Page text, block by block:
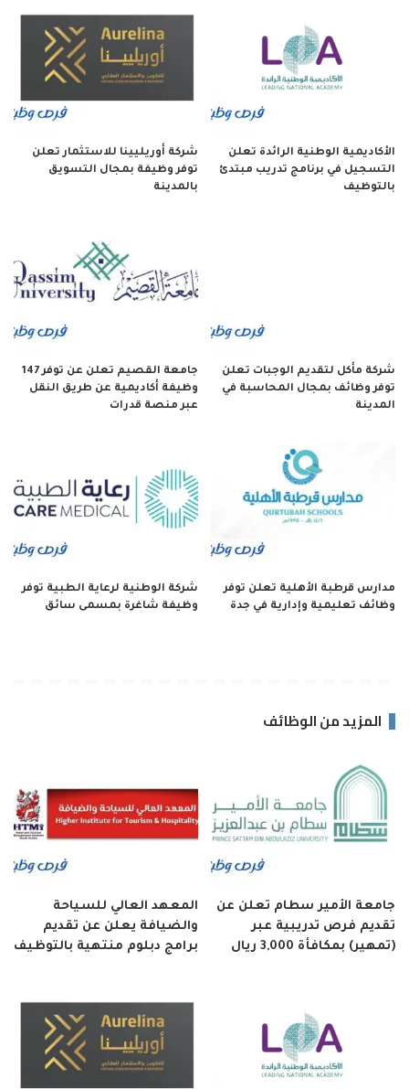
الأكاديمية الوطنية الرائدة تعلن
التسجيل في برنامج تدريب مبتدئ
بالتوظيف
شركة أوريليينا للاستثمار تعلن
توفر وظيفة بمجال التسويق
بالمدينة
شركة مأكل لتقديم الوجبات تعلن
توفر وظائف بمجال المحاسبة في
المدينة
جامعة القصيم تعلن عن توفر 147
وظيفة أكاديمية عن طريق النقل
عبر منصة قدرات
مدارس قرطبة الأهلية تعلن توفر
وظائف تعليمية وإدارية في جدة
شركة الوطنية لرعاية الطبية توفر
وظيفة شاغرة بمسمى سائق
المزيد من الوظائف
جامعة الأمير سطام تعلن عن
تقديم فرص تدريبية عبر
(تمهير) بمكافأة 3,000 ريال
المعهد العالي للسياحة
والضيافة يعلن عن تقديم
برامج دبلوم منتهية بالتوظيف